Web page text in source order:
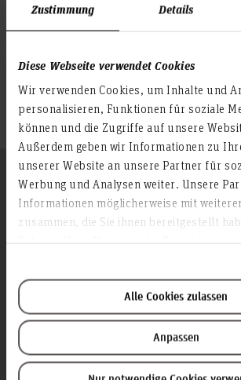
Zustimmung Details
Diese Webseite verwendet Cookies
Wir verwenden Cookies, um Inhalte und
personalisieren, Funktionen für soziale
können und die Zugriffe auf unsere
Außerdem geben wir Informationen zu
unserer Website an unsere Partner für
Werbung und Analysen weiter. Unsere
Informationen möglicherweise mit
zusammen, die Sie ihnen bereitgestellt
Alle Cookies zulassen
Anpassen
Zweitprüfer: Adina Gerke
Praxispartner: Volkswagen AG
Startseite Hochschule Hannover
Presse
Karriere
Folgen Sie uns